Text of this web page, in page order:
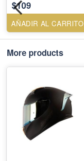
$109
AÑADIR AL CARRITO
More products